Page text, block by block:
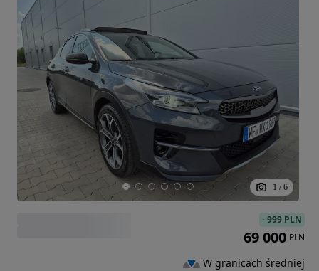
1 / 6
-999 PLN
69 000 PLN
W granicach średniej